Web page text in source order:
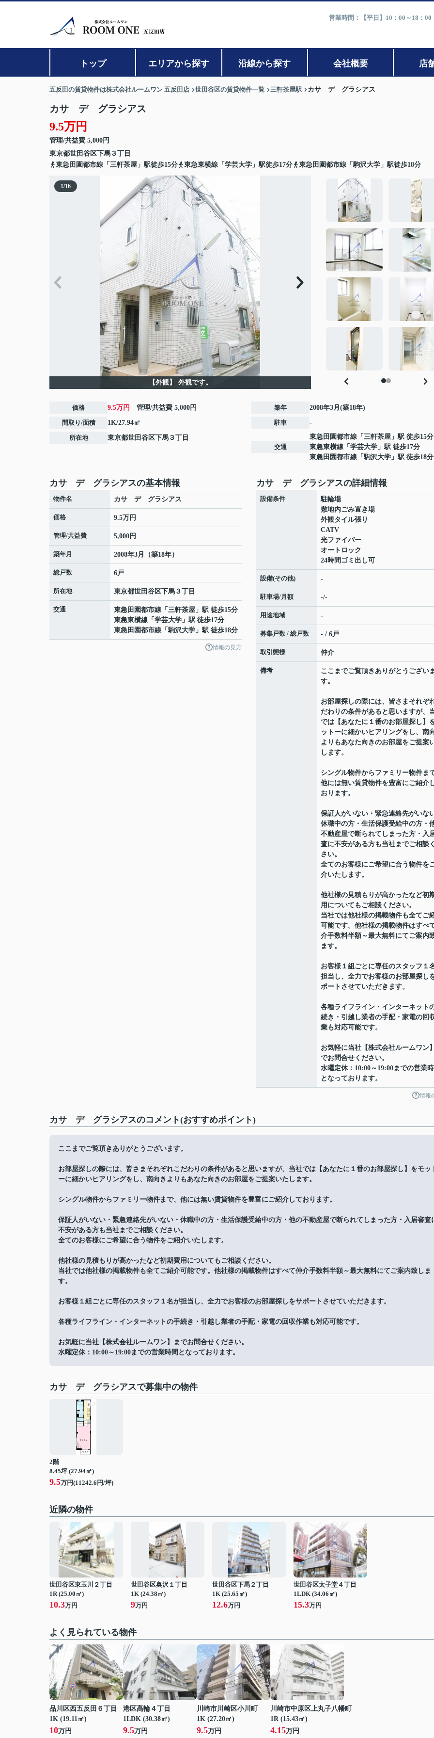
営業時間：【平日】10：00～18：
トップ エリアから探す 沿線から探す 会社概要 店
五反田の賃貸物件は株式会社ルームワン 五反田店 世田谷区の賃貸物件一覧 三軒茶屋駅 カサ デ グラシアス
カサ デ グラシアス
9.5万円
管理/共益費 5,000円
東京都世田谷区下馬 ３丁目
東急田園都市線「三軒茶屋」駅徒歩15分
東急東横線「学芸大学」駅徒歩17分 東急田園都市線「駒沢大学」駅徒歩18分
1/16
【外観】 外観です。
価格 9.5万円 管理/共益費 5,000円
間取り/面積 1K/27.94㎡
所在地 東京都世田谷区下馬 ３丁目
築年 2008年3月(築18年)
駐車 -
交通
東急田園都市線 「 三軒茶屋 」駅 徒歩15分
東急東横線 「 学芸大学 」駅 徒歩17分
東急田園都市線 「駒沢大学 」駅 徒歩18分
カサ デ グラシアスの基本情報
物件名 カサ デ グラシアス
価格 9.5万円
管理/共益費 5,000円
築年月 2008年3月（築18年）
総戸数 6戸
所在地 東京都世田谷区下馬 ３丁目
交通 東急田園都市線 「 三軒茶屋 」駅 徒歩15分
東急東横線 「 学芸大学 」駅 徒歩17分
東急田園都市線 「駒沢大学 」駅 徒歩18分
情報の見方
カサ デ グラシアスの詳細情報
設備条件
駐輪場
敷地内ごみ置き場
外観タイル張り
CATV
光ファイバー
オートロック
24時間ゴミ出し可
設備(その他) -
駐車場/月額 -/-
用途地域 -
募集戸数 / 総戸数 - / 6戸
取引態様 仲介
備考
ここまでご覧頂きありがとうござい
す。
お部屋探しの際には、皆さまそれぞ
だわりの条件があると思いますが、
では【あなたに１番のお部屋探し】
ットーに細かいヒアリングをし、南
よりもあなた向きのお部屋をご提案
します。
シングル物件からファミリー物件まで
他には無い賃貸物件を豊富にご紹介
おります。
保証人がいない・緊急連絡先がいな
休職中の方・生活保護受給中の方・
不動産屋で断られてしまった方・入
査に不安がある方も当社までご相談
さい。
全てのお客様にご希望に合う物件を
介いたします。
他社様の見積もりが高かったなど初
用についてもご相談ください。
当社では他社様の掲載物件も全てご
可能です。他社様の掲載物件はすべ
介手数料半額～最大無料にてご案内
ます。
お客様１組ごとに専任のスタッフ１
担当し、全力でお客様のお部屋探し
ポートさせていただきます。
各種ライフライン・インターネット
続き・引越し業者の手配・家電の回
業も対応可能です。
お気軽に当社【株式会社ルームワン
でお問合せください。
水曜定休：10:00～19:00までの営業
となっております。
情報
カサ デ グラシアスのコメント(おすすめポイント)
ここまでご覧頂きありがとうございます。
お部屋探しの際には、皆さまそれぞれこだわりの条件があると思いますが、当社では【あなたに１番のお部屋探し】をモッ
ーに細かいヒアリングをし、南向きよりもあなた向きのお部屋をご提案いたします。
シングル物件からファミリー物件まで、他には無い賃貸物件を豊富にご紹介しております。
保証人がいない・緊急連絡先がいない・休職中の方・生活保護受給中の方・他の不動産屋で断られてしまった方・入居審査
不安がある方も当社までご相談ください。
全てのお客様にご希望に合う物件をご紹介いたします。
他社様の見積もりが高かったなど初期費用についてもご相談ください。
当社では他社様の掲載物件も全てご紹介可能です。他社様の掲載物件はすべて仲介手数料半額～最大無料にてご案内致しま
す。
お客様１組ごとに専任のスタッフ１名が担当し、全力でお客様のお部屋探しをサポートさせていただきます。
各種ライフライン・インターネットの手続き・引越し業者の手配・家電の回収作業も対応可能です。
お気軽に当社【株式会社ルームワン】までお問合せください。
水曜定休：10:00～19:00までの営業時間となっております。
カサ デ グラシアスで募集中の物件
2階
8.45坪 (27.94㎡)
9.5万円(11242.6円/坪)
近隣の物件
世田谷区東玉川２丁目
1R (25.00㎡)
10.3万円
世田谷区奥沢１丁目
1K (24.38㎡)
9万円
世田谷区下馬２丁目
1K (25.65㎡)
12.6万円
世田谷区太子堂４丁目
1LDK (34.06㎡)
15.3万円
よく見られている物件
品川区西五反田６丁目
1K (19.11㎡)
10万円
港区高輪４丁目
1LDK (30.38㎡)
9.5万円
川崎市川崎区小川町
1K (27.20㎡)
9.5万円
川崎市中原区上丸子八幡町
1R (15.43㎡)
4.15万円